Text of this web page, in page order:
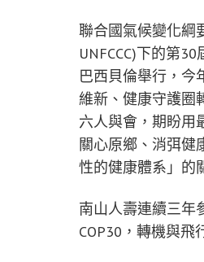
聯合國氣候變化綱
UNFCCC)下的第
巴西貝倫舉行，今
維新、健康守護圈
六人與會，期盼用
關心原鄉、消弭健
性的健康體系」的
南山人壽連續三年
COP30，轉機與飛